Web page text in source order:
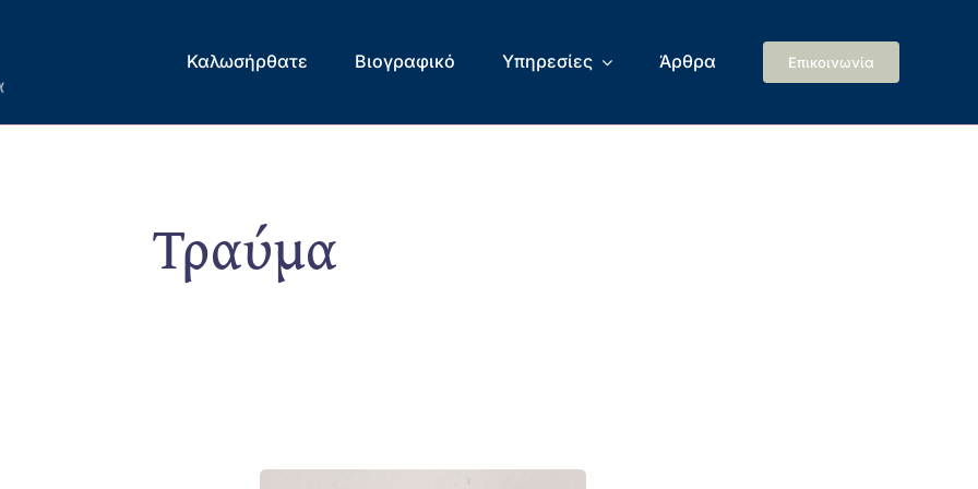
Καλωσήρθατε Βιογραφικό Υπηρεσίες Άρθρα Επικοινωνία
Τραύμα